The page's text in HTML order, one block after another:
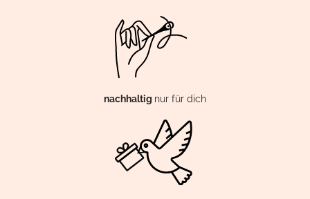
nachhaltig nur für dich